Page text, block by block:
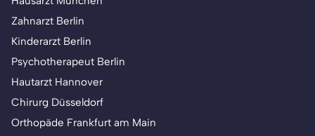
Zahnarzt Berlin
Kinderarzt Berlin
Psychotherapeut Berlin
Hautarzt Hannover
Chirurg Düsseldorf
Orthopäde Frankfurt am Main